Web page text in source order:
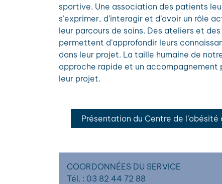
sportive. Une association des patients
s’exprimer, d’interagir et d’avoir un rôle
leur parcours de soins. Des ateliers et
permettent d’approfondir leurs
dans leur projet. La taille humaine de
approche rapide et un accompagnement
leur projet.
Présentation du Centre de
COORDONNÉES DU SERVICE
Tél. : 03 82 44 72 88